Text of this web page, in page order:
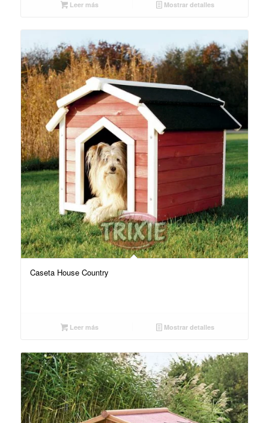
Leer más Mostrar detalles
Caseta House Country
Leer más Mostrar detalles